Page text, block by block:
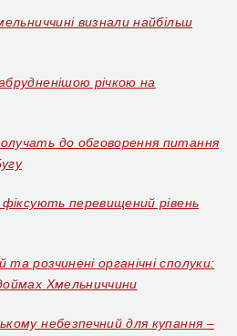
визнали найбільш
річкою на
до обговорення питання
фіксують перевищений рівень
розчинені органічні сполуки:
Хмельниччини
небезпечний для купання –